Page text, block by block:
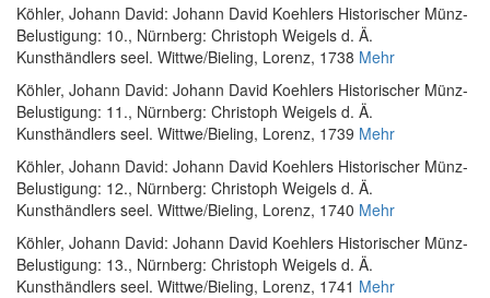
Köhler, Johann David: Johann David Koehlers Historischer Münz-
Belustigung: 10., Nürnberg: Christoph Weigels d. Ä.
Kunsthändlers seel. Wittwe/Bieling, Lorenz, 1738 Mehr
Köhler, Johann David: Johann David Koehlers Historischer Münz-
Belustigung: 11., Nürnberg: Christoph Weigels d. Ä.
Kunsthändlers seel. Wittwe/Bieling, Lorenz, 1739 Mehr
Köhler, Johann David: Johann David Koehlers Historischer Münz-
Belustigung: 12., Nürnberg: Christoph Weigels d. Ä.
Kunsthändlers seel. Wittwe/Bieling, Lorenz, 1740 Mehr
Köhler, Johann David: Johann David Koehlers Historischer Münz-
Belustigung: 13., Nürnberg: Christoph Weigels d. Ä.
Kunsthändlers seel. Wittwe/Bieling, Lorenz, 1741 Mehr